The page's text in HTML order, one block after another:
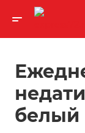
белый